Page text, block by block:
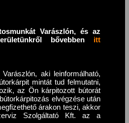
Varászlón, és az
bővebben itt
aki leinformálható,
mintát tud felmutatni,
az Ön kárpitozott bútorát
elvégzése után
árakon teszi, akkor
Szolgáltató Kft. az a